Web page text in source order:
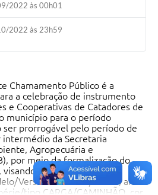
2022 às 00h01
2022 às 23h59
Chamamento Público é a
a celebração de instrumento
e Cooperativas de Catadores de
município para o período
ser prorrogável pelo período de
intermédio da Secretaria
Agropecuária e
por meio da formalização do
a cessão de 03(três)
Versão HYUNDAI/HD 80, ano
tipo CARGA/CAMINHÃO, cor